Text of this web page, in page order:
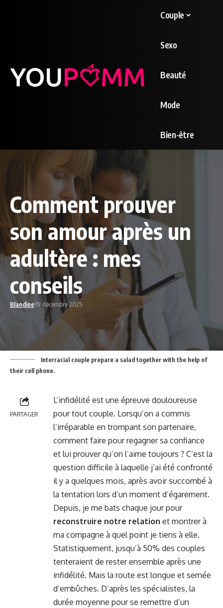
Couple
Sexo
Beauté
Mode
Bien-être
Comment prouver
son amour après un
adultère : mes
conseils
Blandine19 décembre 2025
Interracial couple prepare a salad together with the help of
their cell phone.
PARTAGER
L’infidélité est une épreuve douloureuse
pour tout couple. Lorsqu’on a commis
l’irréparable en trompant son partenaire,
comment faire pour regagner sa confiance
et lui prouver qu’on l’aime toujours ? C’est la
question difficile à laquelle j’ai été confronté
il y a quelques mois, après avoir succombé à
la tentation lors d’un moment d’égarement.
Depuis, je me bats chaque jour pour
reconstruire notre relation et montrer à
ma compagne à quel point je tiens à elle.
Statistiquement, jusqu’à 50% des couples
tenteraient de rester ensemble après une
infidélité. Mais la route est longue et semée
d’embûches. D’après les spécialistes, la
durée moyenne pour se remettre d’un